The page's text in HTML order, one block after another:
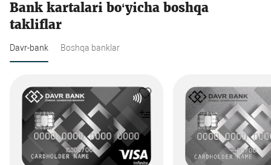
Bank kartalari bo‘yicha boshqa
takliflar
Davr-bank Boshqa banklar